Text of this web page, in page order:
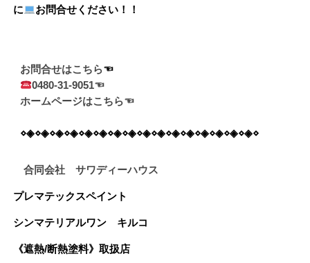
に
お問合せください！！
お問合せはこちら
0480-31-9051☜
ホームページはこちら☜
⋄◈⋄◈⋄◈⋄◈⋄◈⋄◈⋄◈⋄◈⋄◈⋄◈⋄◈⋄◈⋄◈⋄◈⋄◈⋄◈⋄
合同会社 サワディーハウス
プレマテックスペイント
シンマテリアルワン キルコ
《遮熱/断熱塗料》 取扱店